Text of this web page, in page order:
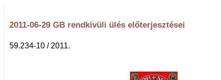
2011-06-29 GB rendkívüli ülés előterjesztései
59.234-10 / 2011.